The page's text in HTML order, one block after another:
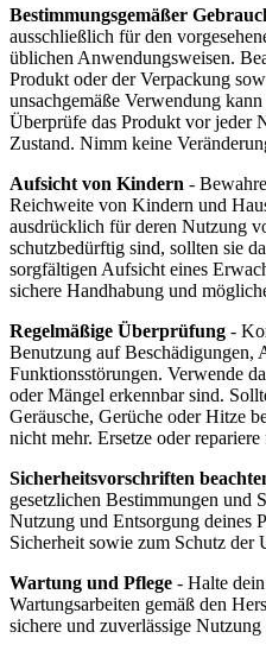
Bestimmungsgemäßer
ausschließlich für den
üblichen Anwendungsweisen.
Produkt oder der Verpackung
unsachgemäße Verwendung
Überprüfe das Produkt vor jeder
Zustand. Nimm keine
Aufsicht von Kindern -
Reichweite von Kindern und
ausdrücklich für deren Nutzung
schutzbedürftig sind, sollten sie
sorgfältigen Aufsicht eines
sichere Handhabung und
Regelmäßige Überprüfung -
Benutzung auf Beschädigungen,
Funktionsstörungen. Verwende
oder Mängel erkennbar sind.
Geräusche, Gerüche oder Hitze
nicht mehr. Ersetze oder
Sicherheitsvorschriften
gesetzlichen Bestimmungen und
Nutzung und Entsorgung deines
Sicherheit sowie zum Schutz der
Wartung und Pflege - Halte
Wartungsarbeiten gemäß den
sichere und zuverlässige Nutzung